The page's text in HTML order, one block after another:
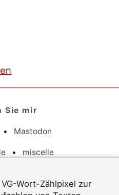
Sie mir
• Mastodon
• miscelle
Wort-Zählpixel zur